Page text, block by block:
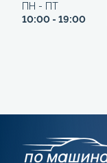
ПН - ПТ
10:00 - 19:00